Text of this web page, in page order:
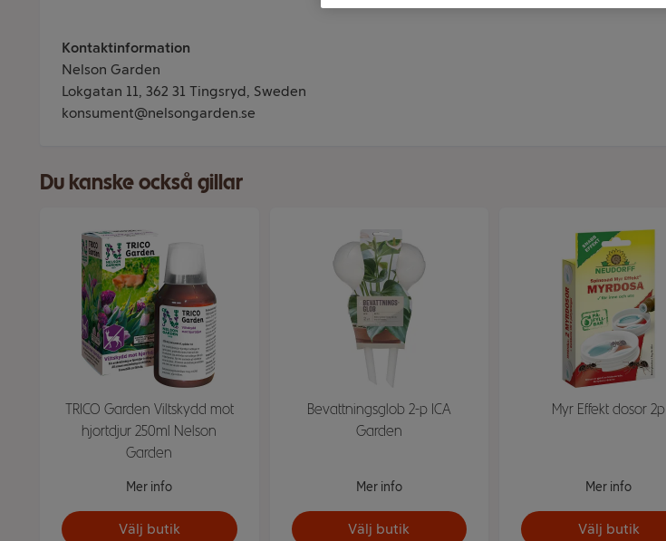
Kontaktinformation
Nelson Garden
Lokgatan 11, 362 31 Tingsryd, Sweden
konsument@nelsongarden.se
Du kanske också gillar
TRICO Garden Viltskydd mot
hjortdjur 250ml Nelson
Garden
Mer info
Välj butik
Bevattningsglob 2-p ICA
Garden
Mer info
Välj butik
Myr Effekt dosor 2p
Mer info
Välj butik